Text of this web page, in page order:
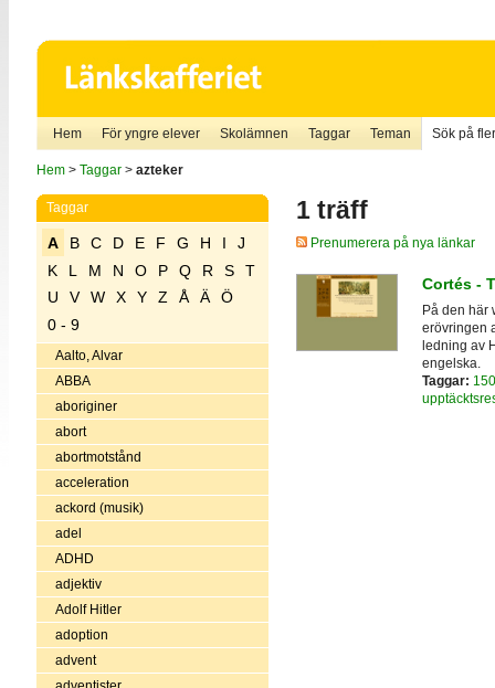
Hem För yngre elever Skolämnen Taggar Teman Sök på
Hem> Taggar> azteker
Taggar
A B C D E F G H I
J
K
L M N O P Q R S
T
U
V W X Y Z Å Ä
Ö
0 - 9
Aalto, Alvar
ABBA
aboriginer
abort
abortmotstånd
acceleration
ackord (musik)
adel
ADHD
adjektiv
Adolf Hitler
adoption
advent
1 träff
Prenumerera på nya länkar
Cortés -
På den här
erövringen
ledning av
engelska.
Taggar: